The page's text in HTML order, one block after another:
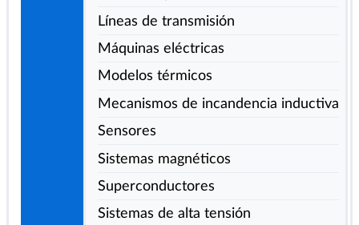
Electron-óptica iónica
Líneas de transmisión
Máquinas eléctricas
Modelos térmicos
Mecanismos de incandencia inductiva
Sensores
Sistemas magnéticos
Superconductores